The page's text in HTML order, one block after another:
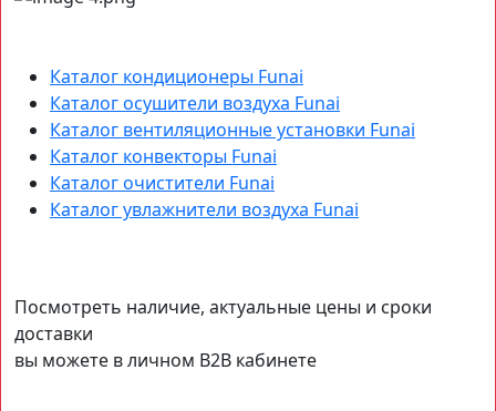
Каталог кондиционеры Funai
Каталог осушители воздуха Funai
Каталог вентиляционные установки Funai
Каталог конвекторы Funai
Каталог очистители Funai
Каталог увлажнители воздуха Funai
Посмотреть наличие, актуальные цены и сроки
доставки
вы можете в личном B2B кабинете